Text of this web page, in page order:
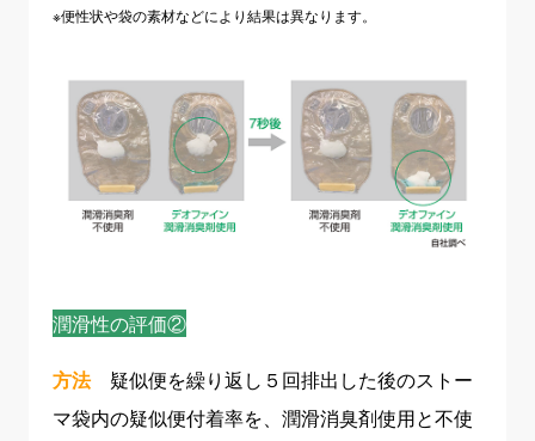
※便性状や袋の素材などにより結果は異なります。
潤滑性の評価②
方法疑似便を繰り返し５回排出した後のストー
マ袋内の疑似便付着率を、潤滑消臭剤使用と不使